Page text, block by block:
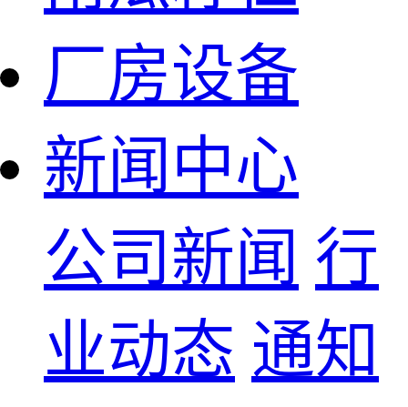
厂房设备
新闻中心
公司新闻 行
业动态 通知